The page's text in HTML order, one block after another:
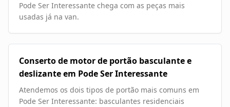
Pode Ser Interessante chega com as peças mais
usadas já na van.
Conserto de motor de portão basculante e
deslizante em Pode Ser Interessante
Atendemos os dois tipos de portão mais comuns em
Pode Ser Interessante: basculantes residenciais